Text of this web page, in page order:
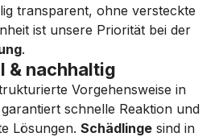
transparent, ohne versteckte
ist unsere Priorität bei der
.
& nachhaltig
Vorgehensweise in
garantiert schnelle Reaktion und
Lösungen. Schädlinge sind in